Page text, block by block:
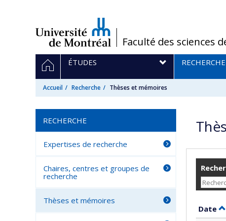
/Faculté des sciences
Navigation
principale
ACCUEIL
ÉTUDES RECHERCHE
Accueil Recherche Thèses et mémoires
Date
RECHERCHE
Expertises de recherche
Chaires, centres et groupes de
recherche
Thèses et mémoires